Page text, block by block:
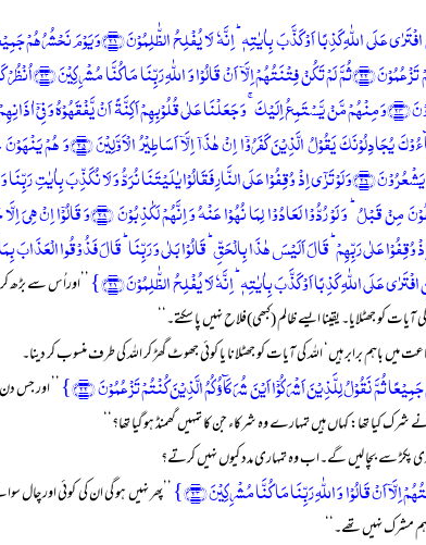
{وَ مَنۡ اَظۡلَمُ مِمَّنِ افۡتَرٰی عَلَی اللّٰہِ کَذِبًا اَوۡ کَذَّبَ بِاٰیٰتِہٖ
اَیۡنَ شُرَکَآؤُکُمُ الَّذِیۡنَ کُنۡتُمۡ
ضَلَّ عَنۡہُمۡ مَّا کَانُوۡا یَفۡتَرُوۡنَ ﴿۲۴﴾وَ مِنۡہُمۡ مَّنۡ یَّسۡتَمِعُ اِلَیۡکَ ۚ وَ جَعَلۡنَا عَلٰی قُلُوۡبِہِمۡ اَکِنَّۃً اَنۡ یَّفۡقَہُوۡہُ وَ فِیۡۤ
یُؤۡمِنُوۡا بِہَا ؕ حَتّٰۤی اِذَا جَآءُوۡکَ یُجَادِلُوۡنَکَ
بَلۡ بَدَا لَہُمۡ مَّا کَانُوۡا یُخۡفُوۡنَ مِنۡ قَبۡلُ ؕ وَ لَوۡ رُدُّوۡا
عَلَی اللّٰہِ کَذِبًا اَوۡ کَذَّبَ بِاٰیٰتِہٖ ؕ اِنَّہٗ لَا یُفۡلِحُ الظّٰلِمُوۡنَ ﴿۲۱﴾}
’’اوراُس سے بڑھ
کو جھٹلایا۔ یقینا ایسے ظالم (کبھی)فلاح نہیں پا سکتے۔‘‘
میں باہم برابر ہیں‘ اللہ کی آیات کو جھٹلانا یا کوئی جھوٹ گھڑ کر اللہ کی طرف منسوب کر دینا۔
ثُمَّ نَقُوۡلُ لِلَّذِیۡنَ اَشۡرَکُوۡۤا اَیۡنَ شُرَکَآؤُکُمُ الَّذِیۡنَ کُنۡتُمۡ تَزۡعُمُوۡنَ ﴿۲۲﴾}
’’ اور
کیا تھا: کہاں ہیں تمہارے وہ شرکاء جن کا تمہیں گھمنڈ ہو گیا تھا؟‘‘
پکڑ سے بچا لیں گے۔اب وہ تمہاری مدد کیوں نہیں کرتے؟
اَنۡ قَالُوۡا وَ اللّٰہِ رَبِّنَا مَا کُنَّا مُشۡرِکِیۡنَ ﴿۲۳﴾}
’’پھر نہیں ہو گی ان کی کوئی اور
مشرک نہیں تھے۔‘‘